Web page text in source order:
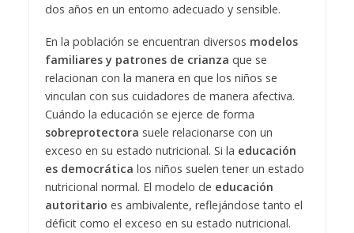
dos años en un entorno adecuado y sensible.
En la población se encuentran diversos modelos
familiares y patrones de crianza que se
relacionan con la manera en que los niños se
vinculan con sus cuidadores de manera afectiva.
Cuándo la educación se ejerce de forma
sobreprotectora suele relacionarse con un
exceso en su estado nutricional. Si la educación
es democrática los niños suelen tener un estado
nutricional normal. El modelo de educación
autoritario es ambivalente, reflejándose tanto el
déficit como el exceso en su estado nutricional.